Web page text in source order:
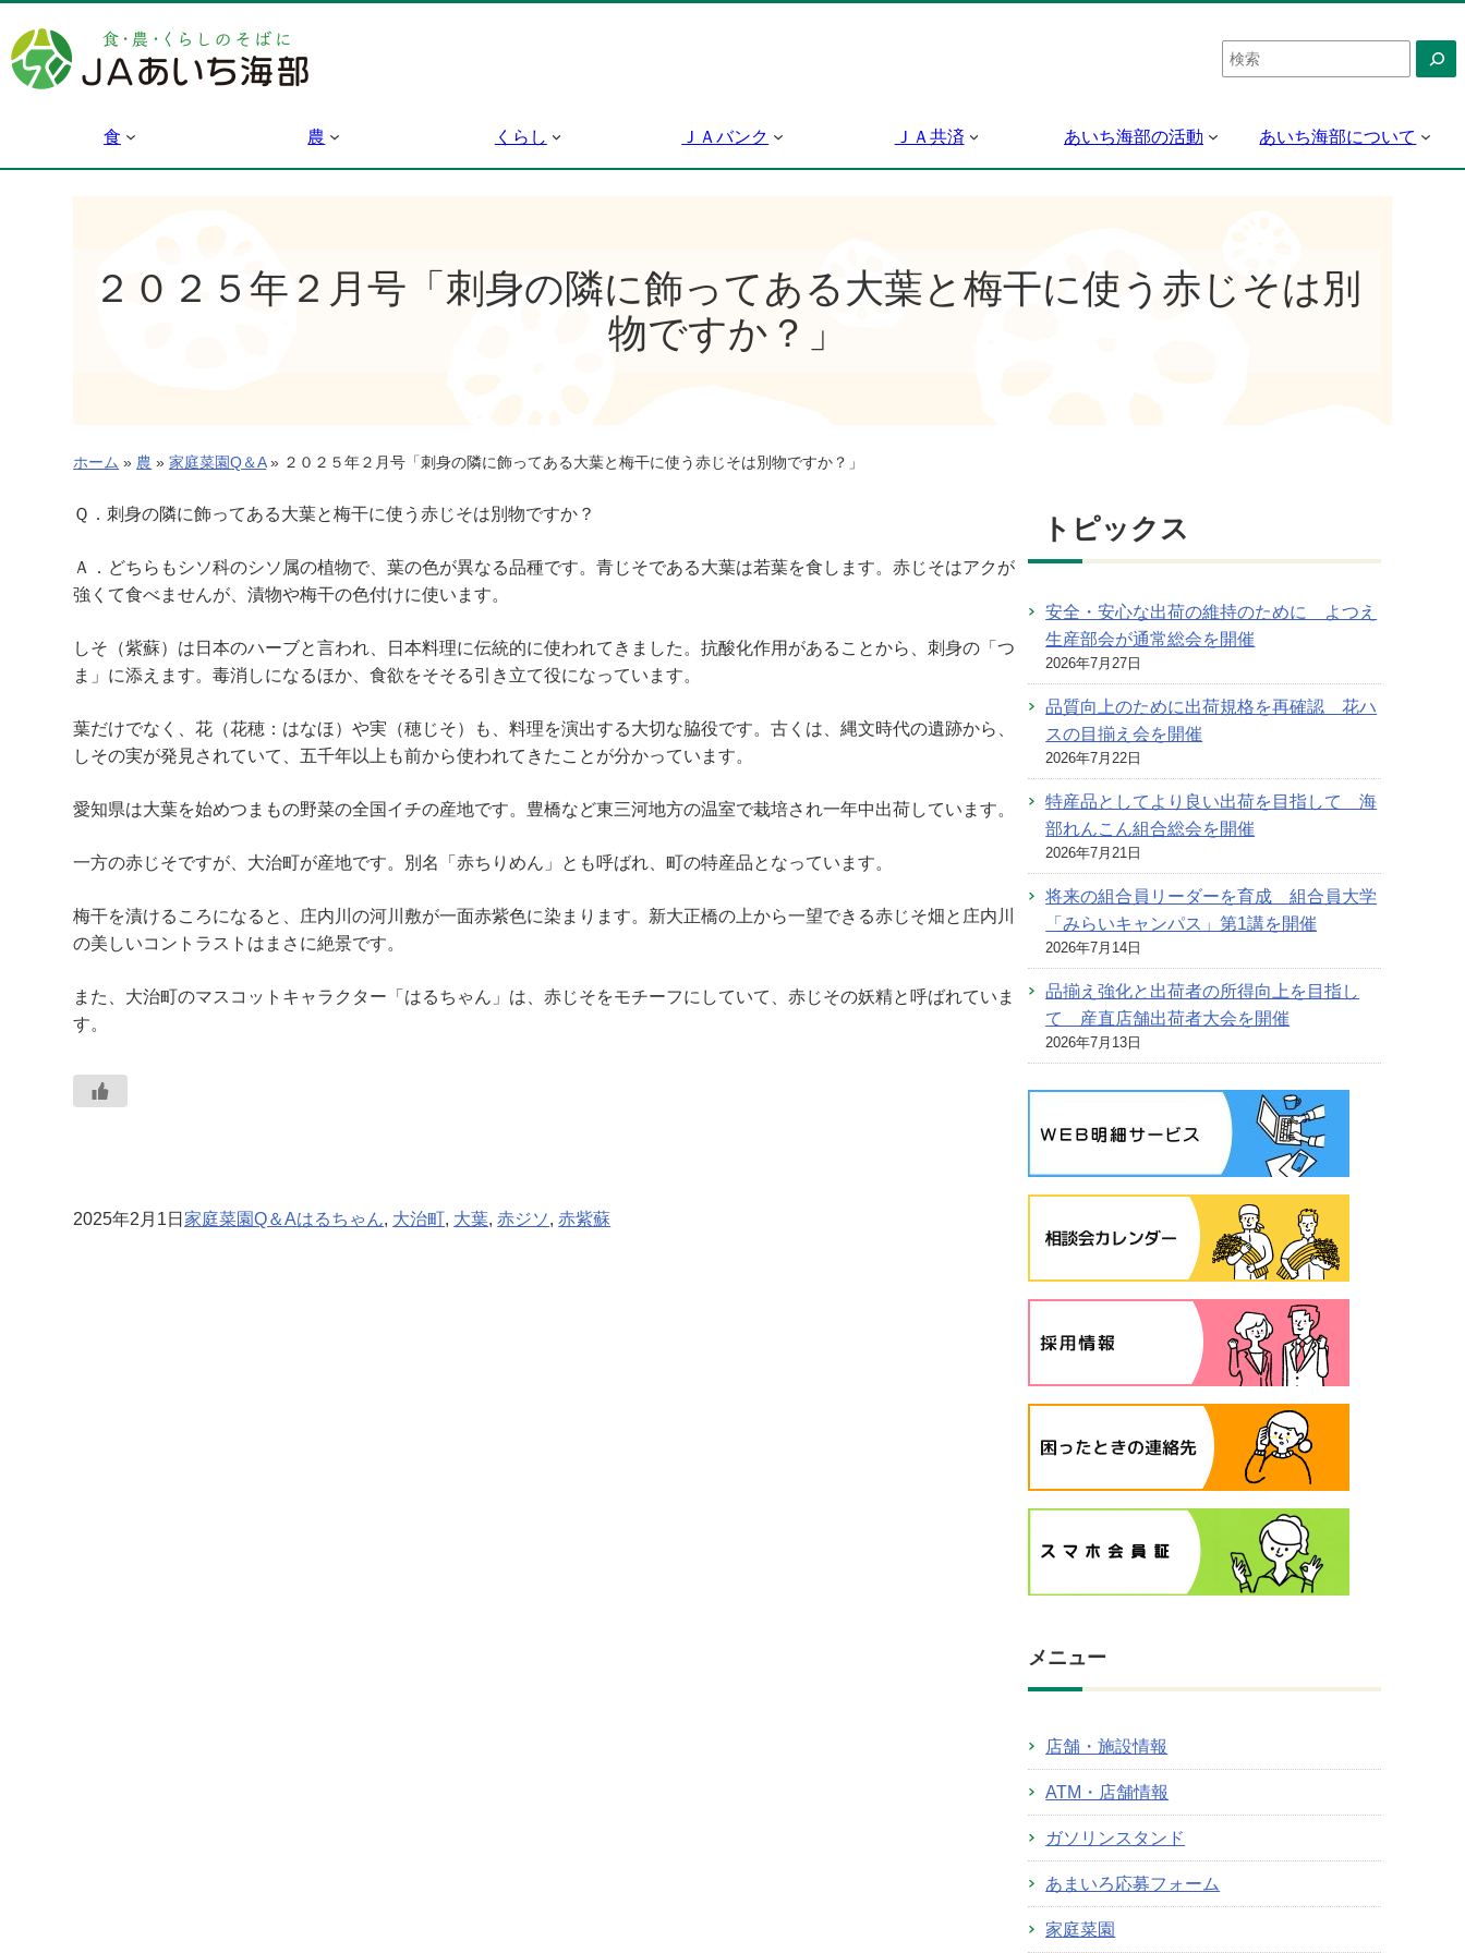
容
を
検
索
食 農 くらし ＪＡバンク ＪＡ共済 あいち海部の活動 あいち海部について
２０２５年２月号「刺身の隣に飾ってある大葉と梅干に使う赤じそは別
物ですか？」
ホーム » 農 » 家庭菜園Q＆A » ２０２５年２月号「刺身の隣に飾ってある大葉と梅干に使う赤じそは別物ですか？」
Ｑ．刺身の隣に飾ってある大葉と梅干に使う赤じそは別物ですか？
Ａ．どちらもシソ科のシソ属の植物で、葉の色が異なる品種です。青じそである大葉は若葉を食します。赤じそはアクが
強くて食べませんが、漬物や梅干の色付けに使います。
しそ（紫蘇）は日本のハーブと言われ、日本料理に伝統的に使われてきました。抗酸化作用があることから、刺身の「つ
ま」に添えます。毒消しになるほか、食欲をそそる引き立て役になっています。
葉だけでなく、花（花穂：はなほ）や実（穂じそ）も、料理を演出する大切な脇役です。古くは、縄文時代の遺跡から、
しその実が発見されていて、五千年以上も前から使われてきたことが分かっています。
愛知県は大葉を始めつまもの野菜の全国イチの産地です。豊橋など東三河地方の温室で栽培され一年中出荷しています。
一方の赤じそですが、大治町が産地です。別名「赤ちりめん」とも呼ばれ、町の特産品となっています。
梅干を漬けるころになると、庄内川の河川敷が一面赤紫色に染まります。新大正橋の上から一望できる赤じそ畑と庄内川
の美しいコントラストはまさに絶景です。
また、大治町のマスコットキャラクター「はるちゃん」は、赤じそをモチーフにしていて、赤じその妖精と呼ばれていま
す。
2025年2月1日家庭菜園Q＆Aはるちゃん, 大治町, 大葉, 赤ジソ, 赤紫蘇
トピックス
安全・安心な出荷の維持のために よつえ
生産部会が通常総会を開催
2026年7月27日
品質向上のために出荷規格を再確認 花ハ
スの目揃え会を開催
2026年7月22日
特産品としてより良い出荷を目指して 海
部れんこん組合総会を開催
2026年7月21日
将来の組合員リーダーを育成 組合員大学
「みらいキャンパス」第1講を開催
2026年7月14日
品揃え強化と出荷者の所得向上を目指し
て 産直店舗出荷者大会を開催
2026年7月13日
メニュー
店舗・施設情報
ATM・店舗情報
ガソリンスタンド
あまいろ応募フォーム
家庭菜園